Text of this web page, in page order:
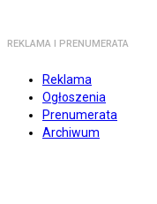
REKLAMA I PRENUMERATA
Reklama
Ogłoszenia
Prenumerata
Archiwum